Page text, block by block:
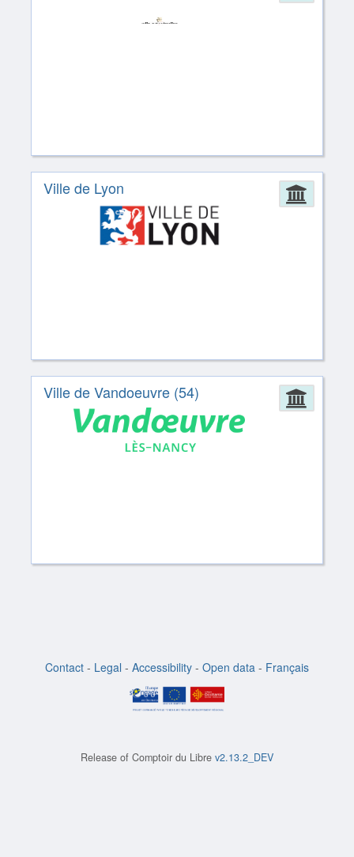
Ville de Lyon
Ville de Vandoeuvre (54)
Contact - Legal - Accessibility - Open data - Français
Release of Comptoir du Libre v2.13.2_DEV